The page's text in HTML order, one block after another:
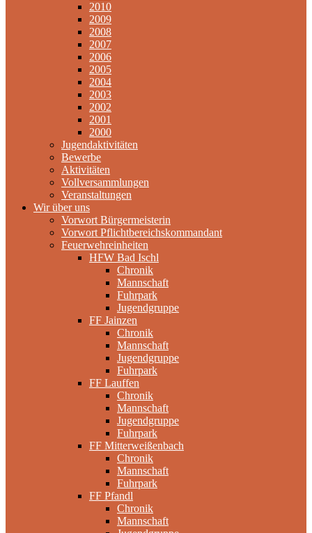
2010
2009
2008
2007
2006
2005
2004
2003
2002
2001
2000
Jugendaktivitäten
Bewerbe
Aktivitäten
Vollversammlungen
Veranstaltungen
Wir über uns
Vorwort Bürgermeisterin
Vorwort Pflichtbereichskommandant
Feuerwehreinheiten
HFW Bad Ischl
Chronik
Mannschaft
Fuhrpark
Jugendgruppe
FF Jainzen
Chronik
Mannschaft
Jugendgruppe
Fuhrpark
FF Lauffen
Chronik
Mannschaft
Jugendgruppe
Fuhrpark
FF Mitterweißenbach
Chronik
Mannschaft
Fuhrpark
FF Pfandl
Chronik
Mannschaft